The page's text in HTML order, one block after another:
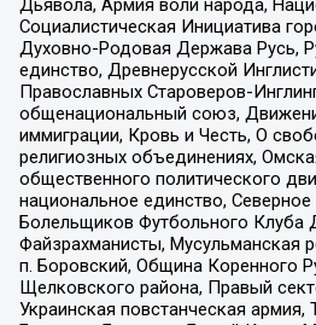
Дьявола, Армия воли народа,
Социалистическая Инициатива
Духовно-Родовая Держава Русь,
единство, Древнерусской
Православных Староверов-
общенациональный союз,
иммиграции, Кровь и Честь, О
религиозных объединениях,
общественного политического
национальное единство, Северное
Болельщиков Футбольного Клуба
Файзрахманисты, Мусульманская
п. Боровский, Община Коренного
Щелковского района, Правый
Украинская повстанческая армия,